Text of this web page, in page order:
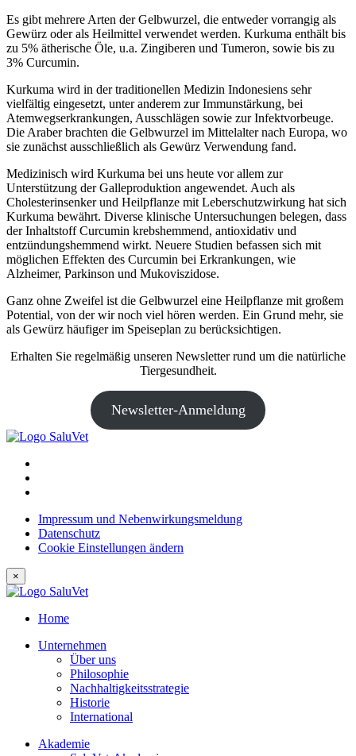
Es gibt mehrere Arten der Gelbwurzel, die entweder vorrangig als
Gewürz oder als Heilmittel verwendet werden. Kurkuma enthält bis
zu 5% ätherische Öle, u.a. Zingiberen und Tumeron, sowie bis zu
3% Curcumin.
Kurkuma wird in der traditionellen Medizin Indonesiens sehr
vielfältig eingesetzt, unter anderem zur Immunstärkung, bei
Atemwegserkrankungen, Ausschlägen sowie zur Infektvorbeuge.
Die Araber brachten die Gelbwurzel im Mittelalter nach Europa, wo
sie zunächst ausschließlich als Gewürz Verwendung fand.
Medizinisch wird Kurkuma bei uns heute vor allem zur
Unterstützung der Galleproduktion angewendet. Auch als
Cholesterinsenker und Heilpflanze mit Leberschutzwirkung hat sich
Kurkuma bewährt. Diverse klinische Untersuchungen belegen, dass
der Inhaltstoff Curcumin krebshemmend, antioxidativ und
entzündungshemmend wirkt. Neuere Studien befassen sich mit
möglichen Effekten des Curcumin bei Erkrankungen, wie
Alzheimer, Parkinson und Mukoviszidose.
Ganz ohne Zweifel ist die Gelbwurzel eine Heilpflanze mit großem
Potential, von der wir noch viel hören werden. Ein Grund mehr, sie
als Gewürz häufiger im Speiseplan zu berücksichtigen.
Erhalten Sie regelmäßig unseren Newsletter rund um die natürliche
Tiergesundheit.
Newsletter-Anmeldung
Impressum und Nebenwirkungsmeldung
Datenschutz
Cookie Einstellungen ändern
×
Home
Unternehmen
Über uns
Philosophie
Nachhaltigkeitsstrategie
Historie
International
Akademie